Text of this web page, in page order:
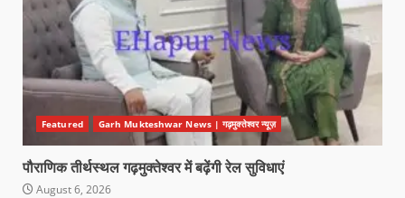
Featured Garh Mukteshwar News | गढ़मुक्तेश्वर न्यूज़
पौराणिक तीर्थस्थल गढ़मुक्तेश्वर में बढ़ेंगी रेल सुविधाएं
August 6, 2026